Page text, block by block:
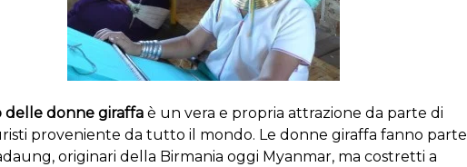
delle donne giraffaè un vera e propria attrazione da parte di
proveniente da tutto il mondo. Le donne giraffa fanno parte
originari della Birmania oggi Myanmar, ma costretti a